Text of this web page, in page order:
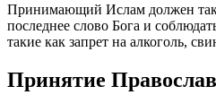
Принимающий Ислам должен
последнее слово Бога и
такие как запрет на алкоголь,
Принятие